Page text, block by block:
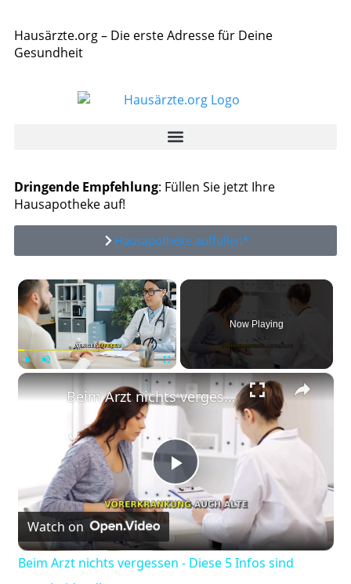
Hausärzte.org – Die erste Adresse für Deine
Gesundheit
Dringende Empfehlung: Füllen Sie jetzt Ihre
Hausapotheke auf!
Hausapotheke auffüllen*
×
Now Playing
×
Play
Video
Beim Arzt nichts vergessen - Diese 5 Infos sind entscheidend!
Watch on
Beim Arzt nichts vergessen - Diese 5 Infos sind